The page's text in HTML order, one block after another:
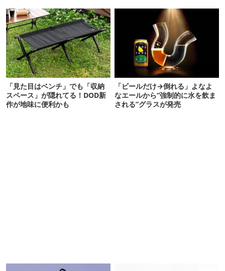
「見た目はベンチ」でも「収納
スペース」が隠れてる！DOD新
作が地味に便利かも
「ビールだけ→倒れる」よなよ
なエールから“強制的に水を飲ま
される”グラスが発売